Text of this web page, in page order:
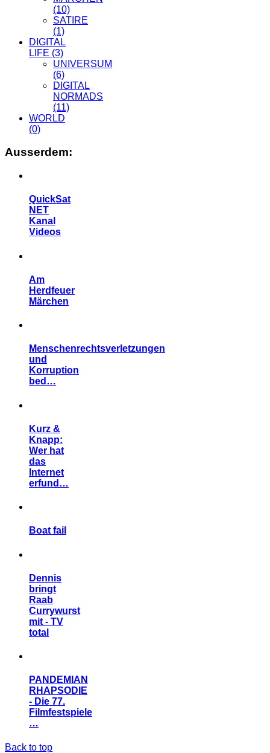
(10)
SATIRE
(1)
DIGITAL
LIFE (3)
UNIVERSUM
(6)
DIGITAL
NORMADS
(11)
WORLD
(0)
Ausserdem:
QuickSat
NET
Kanal
Videos
Am
Herdfeuer
Märchen
Menschenrechtsverletzungen
und
Korruption
bed…
Kurz &
Knapp:
Wer hat
das
Internet
erfund…
Boat fail
Dennis
bringt
Raab
Currywurst
mit - TV
total
PANDEMIAN
RHAPSODIE
- Die 77.
Filmfestspiele
…
Back to top